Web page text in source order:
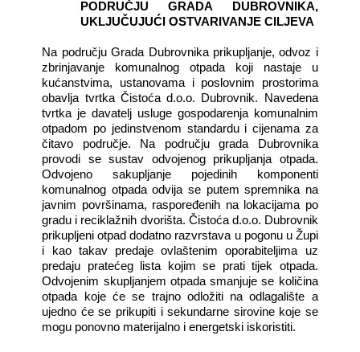
PODRUČJU GRADA DUBROVNIKA,
UKLJUČUJUĆI OSTVARIVANJE CILJEVA
Na području Grada Dubrovnika prikupljanje, odvoz i
zbrinjavanje komunalnog otpada koji nastaje u
kućanstvima, ustanovama i poslovnim prostorima
obavlja tvrtka Čistoća d.o.o. Dubrovnik. Navedena
tvrtka je davatelj usluge gospodarenja komunalnim
otpadom po jedinstvenom standardu i cijenama za
čitavo područje. Na području grada Dubrovnika
provodi se sustav odvojenog prikupljanja otpada.
Odvojeno sakupljanje pojedinih komponenti
komunalnog otpada odvija se putem spremnika na
javnim površinama, raspoređenih na lokacijama po
gradu i reciklažnih dvorišta. Čistoća d.o.o. Dubrovnik
prikupljeni otpad dodatno razvrstava u pogonu u Župi
i kao takav predaje ovlaštenim oporabiteljima uz
predaju pratećeg lista kojim se prati tijek otpada.
Odvojenim skupljanjem otpada smanjuje se količina
otpada koje će se trajno odložiti na odlagalište a
ujedno će se prikupiti i sekundarne sirovine koje se
mogu ponovno materijalno i energetski iskoristiti.